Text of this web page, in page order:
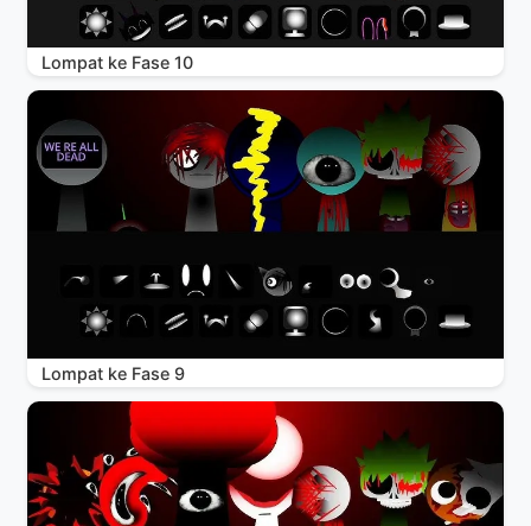
Lompat ke Fase 10
Lompat ke Fase 9